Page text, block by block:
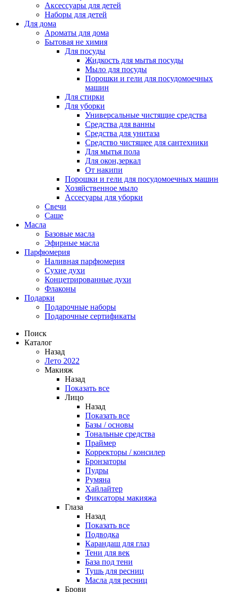
Аксессуары для детей
Наборы для детей
Для дома
Ароматы для дома
Бытовая не химия
Для посуды
Жидкость для мытья посуды
Мыло для посуды
Порошки и гели для посудомоечных
машин
Для стирки
Для уборки
Универсальные чистящие средства
Средства для ванны
Средства для унитаза
Средство чистящее для сантехники
Для мытья пола
Для окон,зеркал
От накипи
Порошки и гели для посудомоечных машин
Хозяйственное мыло
Ассесуары для уборки
Свечи
Саше
Масла
Базовые масла
Эфирные масла
Парфюмерия
Наливная парфюмерия
Сухие духи
Концетрированные духи
Флаконы
Подарки
Подарочные наборы
Подарочные сертификаты
Поиск
Каталог
Назад
Лето 2022
Макияж
Назад
Показать все
Лицо
Назад
Показать все
Базы / основы
Тональные средства
Праймер
Корректоры / консилер
Бронзаторы
Пудры
Румяна
Хайлайтер
Фиксаторы макияжа
Глаза
Назад
Показать все
Подводка
Карандаш для глаз
Тени для век
База под тени
Тушь для ресниц
Масла для ресниц
Брови